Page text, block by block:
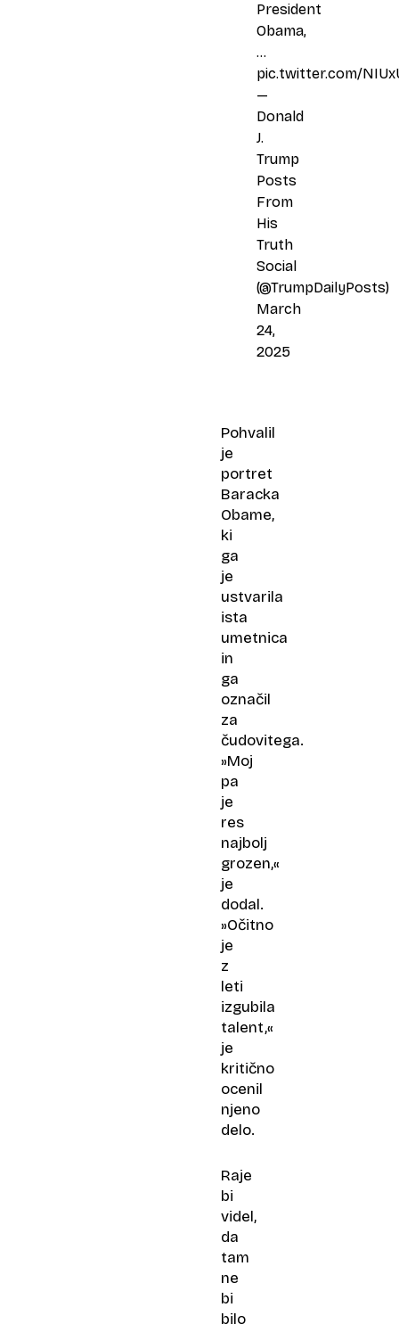
President
Obama,
…
pic.twitter.com/
—
Donald
J.
Trump
Posts
From
His
Truth
Social
(@TrumpDailyPosts)
March
24,
2025
Pohvalil
je
portret
Baracka
Obame,
ki
ga
je
ustvarila
ista
umetnica
in
ga
označil
za
čudovitega.
»Moj
pa
je
res
najbolj
grozen,«
je
dodal.
»Očitno
je
z
leti
izgubila
talent,«
je
kritično
ocenil
njeno
delo.
Raje
bi
videl,
da
tam
ne
bi
bilo